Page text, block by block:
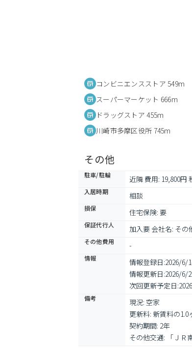
コンビニエンスストア 549m
スーパーマーケット 666m
ドラッグストア 455m
川崎市多摩区役所 745m
その他
駐車/駐輪 近隣 費用: 19,800円
入居時期 相談
損保 住宅保険: 要
保証代行人 加入要 会社名: そ
その他費用 -
情報 情報登録日:2026/6/
情報更新日:2026/6/
次回更新予定日:
備考
現況: 空家
更新料: 新賃料の1.0
契約期間: 2年
その他交通: 「ＪＲ